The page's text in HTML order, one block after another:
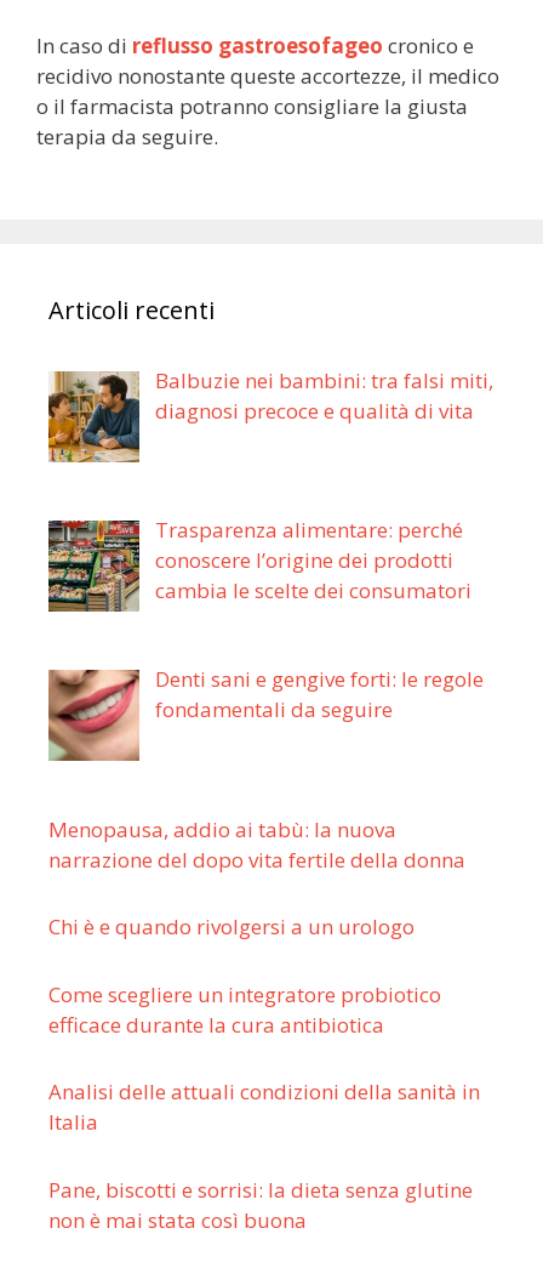
In caso di reflusso gastroesofageo cronico e
recidivo nonostante queste accortezze, il medico
o il farmacista potranno consigliare la giusta
terapia da seguire.
Articoli recenti
Balbuzie nei bambini: tra falsi miti,
diagnosi precoce e qualità di vita
Trasparenza alimentare: perché
conoscere l’origine dei prodotti
cambia le scelte dei consumatori
Denti sani e gengive forti: le regole
fondamentali da seguire
Menopausa, addio ai tabù: la nuova
narrazione del dopo vita fertile della donna
Chi è e quando rivolgersi a un urologo
Come scegliere un integratore probiotico
efficace durante la cura antibiotica
Analisi delle attuali condizioni della sanità in
Italia
Pane, biscotti e sorrisi: la dieta senza glutine
non è mai stata così buona